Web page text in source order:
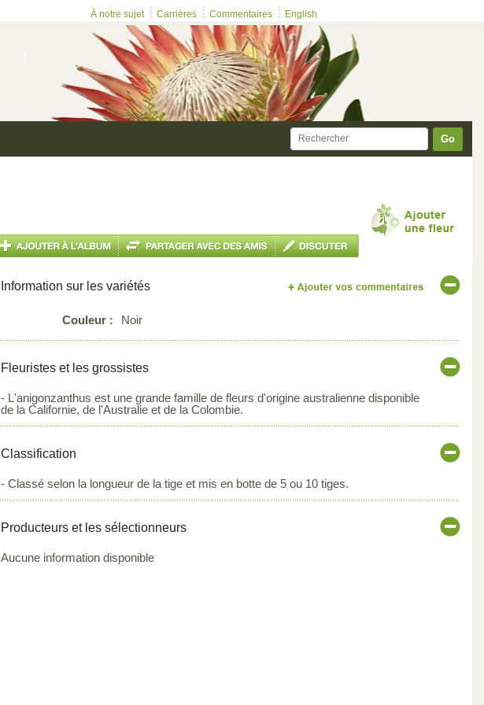
À notre sujet Carrières Commentaires English
Go
Information sur les variétés
Couleur : Noir
Fleuristes et les grossistes
- L'anigonzanthus est une grande famille de fleurs d'origine australienne disponible
de la Californie, de l'Australie et de la Colombie.
Classification
- Classé selon la longueur de la tige et mis en botte de 5 ou 10 tiges.
Producteurs et les sélectionneurs
Aucune information disponible